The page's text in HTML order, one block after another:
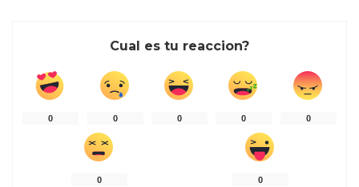
Cual es tu reaccion?
0 0 0 0 0
0 0